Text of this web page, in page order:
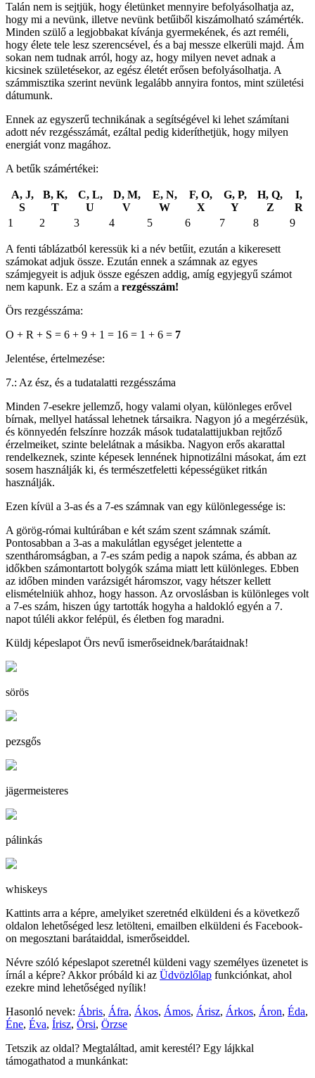
Talán nem is sejtjük, hogy életünket mennyire befolyásolhatja az,
hogy mi a nevünk, illetve nevünk betűiből kiszámolható számérték.
Minden szülő a legjobbakat kívánja gyermekének, és azt reméli,
hogy élete tele lesz szerencsével, és a baj messze elkerüli majd. Ám
sokan nem tudnak arról, hogy az, hogy milyen nevet adnak a
kicsinek születésekor, az egész életét erősen befolyásolhatja. A
számmisztika szerint nevünk legalább annyira fontos, mint születési
dátumunk.
Ennek az egyszerű technikának a segítségével ki lehet számítani
adott név rezgésszámát, ezáltal pedig kideríthetjük, hogy milyen
energiát vonz magához.
A betűk számértékei:
A, J,
S
B, K,
T
C, L,
U
D, M,
V
E, N,
W
F, O,
X
G, P,
Y
H, Q,
Z
I,
R
1
2 3 4 5 6 7 8 9
A fenti táblázatból keressük ki a név betűit, ezután a kikeresett
számokat adjuk össze. Ezután ennek a számnak az egyes
számjegyeit is adjuk össze egészen addig, amíg egyjegyű számot
nem kapunk. Ez a szám a rezgésszám!
Örs rezgésszáma:
O + R + S = 6 + 9 + 1 = 16 = 1 + 6 = 7
Jelentése, értelmezése:
7.: Az ész, és a tudatalatti rezgésszáma
Minden 7-esekre jellemző, hogy valami olyan, különleges erővel
bírnak, mellyel hatással lehetnek társaikra. Nagyon jó a megérzésük,
és könnyedén felszínre hozzák mások tudatalattijukban rejtőző
érzelmeiket, szinte belelátnak a másikba. Nagyon erős akarattal
rendelkeznek, szinte képesek lennének hipnotizálni másokat, ám ezt
sosem használják ki, és természetfeletti képességüket ritkán
használják.
Ezen kívül a 3-as és a 7-es számnak van egy különlegessége is:
A görög-római kultúrában e két szám szent számnak számít.
Pontosabban a 3-as a makulátlan egységet jelentette a
szentháromságban, a 7-es szám pedig a napok száma, és abban az
időkben számontartott bolygók száma miatt lett különleges. Ebben
az időben minden varázsigét háromszor, vagy hétszer kellett
elismételniük ahhoz, hogy hasson. Az orvoslásban is különleges volt
a 7-es szám, hiszen úgy tartották hogyha a haldokló egyén a 7.
napot túléli akkor felépül, és életben fog maradni.
Küldj képeslapot Örs nevű ismerőseidnek/barátaidnak!
sörös
pezsgős
jägermeisteres
pálinkás
whiskeys
Kattints arra a képre, amelyiket szeretnéd elküldeni és a következő
oldalon lehetőséged lesz letölteni, emailben elküldeni és Facebook-
on megosztani barátaiddal, ismerőseiddel.
Névre szóló képeslapot szeretnél küldeni vagy személyes üzenetet is
írnál a képre? Akkor próbáld ki az Üdvözlőlap funkciónkat, ahol
ezekre mind lehetőséged nyílik!
Hasonló nevek: Ábris, Áfra, Ákos, Ámos, Árisz, Árkos, Áron, Éda,
Éne, Éva, Írisz, Örsi, Örzse
Tetszik az oldal? Megtaláltad, amit kerestél? Egy lájkkal
támogathatod a munkánkat: